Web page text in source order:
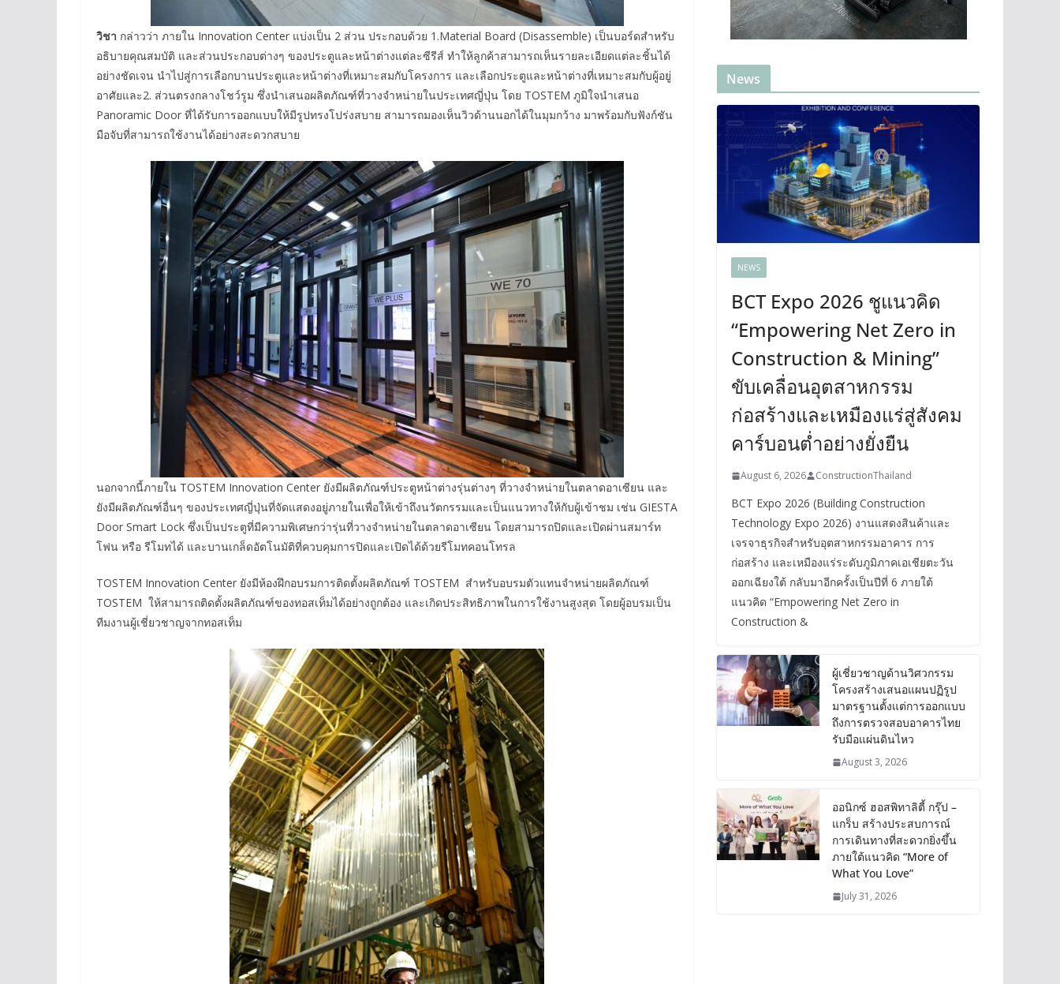
วิชา กล่าวว่า ภายใน Innovation Center แบ่งเป็น 2 ส่วน ประกอบด้วย 1.Material Board (Disassemble) เป็นบอร์ดสำหรับ
อธิบายคุณสมบัติ และส่วนประกอบต่างๆ ของประตูและหน้าต่างแต่ละซีรีส์ ทำให้ลูกค้าสามารถเห็นรายละเอียดแต่ละชิ้นได้
อย่างชัดเจน นำไปสู่การเลือกบานประตูและหน้าต่างที่เหมาะสมกับโครงการ และเลือกประตูและหน้าต่างที่เหมาะสมกับผู้อยู่
อาศัยและ2. ส่วนตรงกลางโชว์รูม ซึ่งนำเสนอผลิตภัณฑ์ที่วางจำหน่ายในประเทศญี่ปุ่น โดย TOSTEM ภูมิใจนำเสนอ
Panoramic Door ที่ได้รับการออกแบบให้มีรูปทรงโปร่งสบาย สามารถมองเห็นวิวด้านนอกได้ในมุมกว้าง มาพร้อมกับฟังก์ชัน
มือจับที่สามารถใช้งานได้อย่างสะดวกสบาย
นอกจากนี้ภายใน TOSTEM Innovation Center ยังมีผลิตภัณฑ์ประตูหน้าต่างรุ่นต่างๆ ที่วางจำหน่ายในตลาดอาเซียน และ
ยังมีผลิตภัณฑ์อื่นๆ ของประเทศญี่ปุ่นที่จัดแสดงอยู่ภายในเพื่อให้เข้าถึงนวัตกรรมและเป็นแนวทางให้กับผู้เข้าชม เช่น GIESTA
Door Smart Lock ซึ่งเป็นประตูที่มีความพิเศษกว่ารุ่นที่วางจำหน่ายในตลาดอาเซียน โดยสามารถปิดและเปิดผ่านสมาร์ท
โฟน หรือ รีโมทได้ และบานเกล็ดอัตโนมัติที่ควบคุมการปิดและเปิดได้ด้วยรีโมทคอนโทรล
TOSTEM Innovation Center ยังมีห้องฝึกอบรมการติดตั้งผลิตภัณฑ์ TOSTEM สำหรับอบรมตัวแทนจำหน่ายผลิตภัณฑ์
TOSTEM ให้สามารถติดตั้งผลิตภัณฑ์ของทอสเท็มได้อย่างถูกต้อง และเกิดประสิทธิภาพในการใช้งานสูงสุด โดยผู้อบรมเป็น
ทีมงานผู้เชี่ยวชาญจากทอสเท็ม
News
NEWS
BCT Expo 2026 ชูแนวคิด
“Empowering Net Zero in
Construction & Mining”
ขับเคลื่อนอุตสาหกรรม
ก่อสร้างและเหมืองแร่สู่สังคม
คาร์บอนต่ำอย่างยั่งยืน
August 6, 2026 ConstructionThailand
BCT Expo 2026 (Building Construction
Technology Expo 2026) งานแสดงสินค้าและ
เจรจาธุรกิจสำหรับอุตสาหกรรมอาคาร การ
ก่อสร้าง และเหมืองแร่ระดับภูมิภาคเอเชียตะวัน
ออกเฉียงใต้ กลับมาอีกครั้งเป็นปีที่ 6 ภายใต้
แนวคิด “Empowering Net Zero in
Construction &
ผู้เชี่ยวชาญด้านวิศวกรรม
โครงสร้างเสนอแผนปฏิรูป
มาตรฐานตั้งแต่การออกแบบ
ถึงการตรวจสอบอาคารไทย
รับมือแผ่นดินไหว
August 3, 2026
ออนิกซ์ ฮอสพิทาลิตี้ กรุ๊ป –
แกร็บ สร้างประสบการณ์
การเดินทางที่สะดวกยิ่งขึ้น
ภายใต้แนวคิด “More of
What You Love”
July 31, 2026